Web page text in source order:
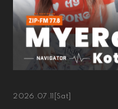
MOVIE
PHOTO
2026.07.11 [Sat]